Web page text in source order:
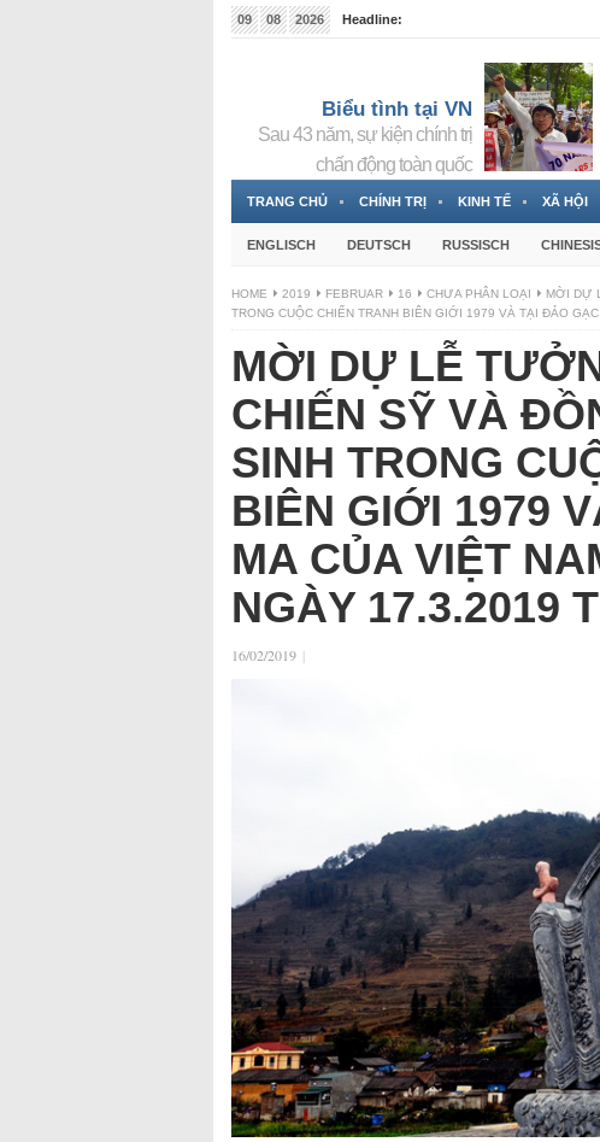
09 08 2026
Headline:
Biểu tình tại VN
Sau 43 năm, sự kiện chính trị
chấn động toàn quốc
TRANG CHỦ CHÍNH TRỊ KINH TẾ XÃ HỘI
ENGLISCH DEUTSCH RUSSISCH
HOME 2019 FEBRUAR 16 CHƯA PHÂN LOẠI
MỜI DỰ
TRONG CUỘC CHIẾN TRANH BIÊN GIỚI 1979 VÀ TẠI ĐẢO
MỜI DỰ LỄ
CHIẾN SỸ VÀ
SINH TRONG
BIÊN GIỚI 1979
MA CỦA VIỆT
NGÀY 17.3.2019
16/02/2019 |